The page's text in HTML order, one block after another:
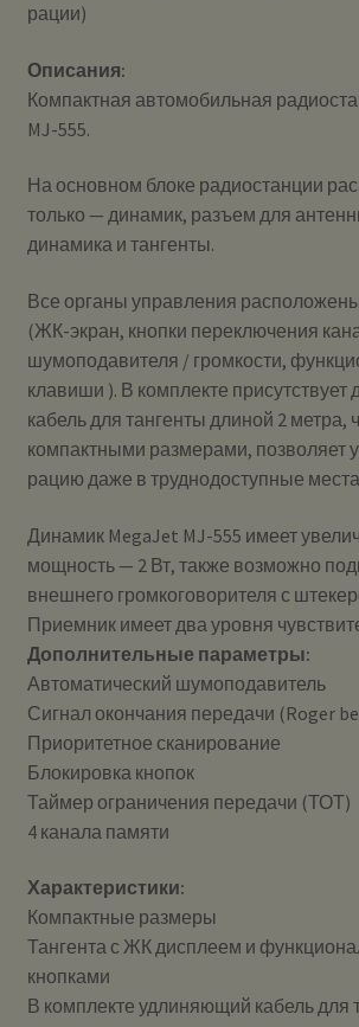
рации)
Описания:
Компактная автомобильная
MJ-555.
На основном блоке радиостанции
только — динамик, разъем для
динамика и тангенты.
Все органы управления
(ЖК-экран, кнопки переключения
шумоподавителя / громкости,
клавиши ). В комплекте присутствует
кабель для тангенты длиной 2 метра,
компактными размерами, позволяет
рацию даже в труднодоступные
Динамик MegaJet MJ-555 имеет
мощность — 2 Вт, также возможно
внешнего громкоговорителя с
Приемник имеет два уровня
Дополнительные параметры:
Автоматический шумоподавитель
Сигнал окончания передачи (Roger
Приоритетное сканирование
Блокировка кнопок
Таймер ограничения передачи (ТОТ)
4 канала памяти
Характеристики:
Компактные размеры
Тангента с ЖК дисплеем и
кнопками
В комплекте удлиняющий кабель для